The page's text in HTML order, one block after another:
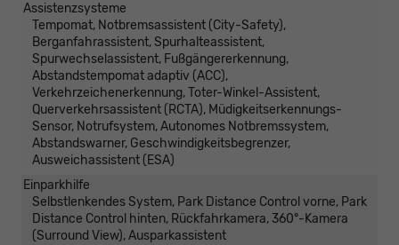
Assistenzsysteme
Tempomat, Notbremsassistent (City-Safety),
Berganfahrassistent, Spurhalteassistent,
Spurwechselassistent, Fußgängererkennung,
Abstandstempomat adaptiv (ACC),
Verkehrzeichenerkennung, Toter-Winkel-Assistent,
Querverkehrsassistent (RCTA), Müdigkeitserkennungs-
Sensor, Notrufsystem, Autonomes Notbremssystem,
Abstandswarner, Geschwindigkeitsbegrenzer,
Ausweichassistent (ESA)
Einparkhilfe
Selbstlenkendes System, Park Distance Control vorne, Park
Distance Control hinten, Rückfahrkamera, 360°-Kamera
(Surround View), Ausparkassistent